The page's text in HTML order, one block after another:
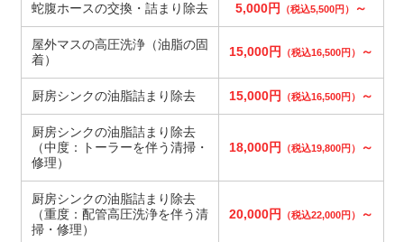
蛇腹ホースの交換・詰まり除去 5,000円 （税込5,500円） ～
屋外マスの高圧洗浄（油脂の固
着）
15,000円 （税込16,500円） ～
厨房シンクの油脂詰まり除去 15,000円 （税込16,500円） ～
厨房シンクの油脂詰まり除去
（中度：トーラーを伴う清掃・
修理）
18,000円 （税込19,800円） ～
厨房シンクの油脂詰まり除去
（重度：配管高圧洗浄を伴う清
掃・修理）
20,000円 （税込22,000円） ～